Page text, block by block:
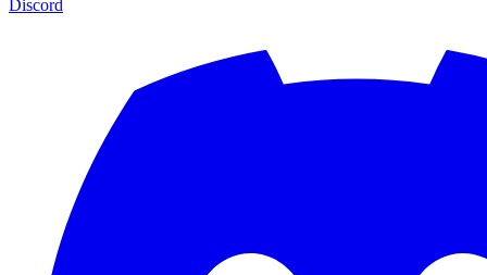
Discord